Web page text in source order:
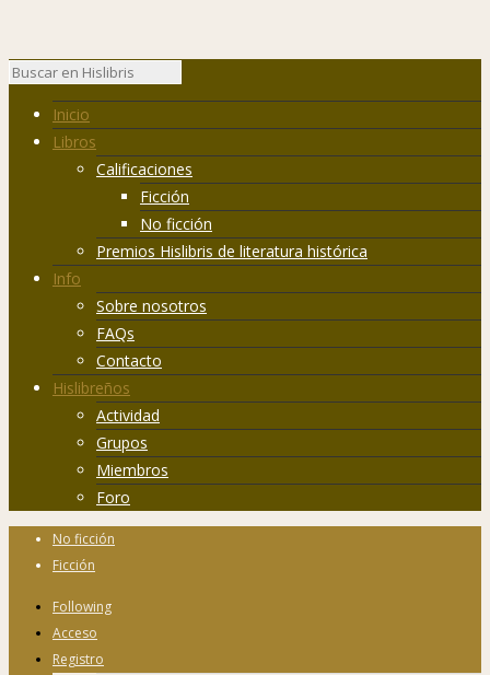
Inicio
Libros
Calificaciones
Ficción
No ficción
Premios Hislibris de literatura histórica
Info
Sobre nosotros
FAQs
Contacto
Hislibreños
Actividad
Grupos
Miembros
Foro
No ficción
Ficción
Following
Acceso
Registro